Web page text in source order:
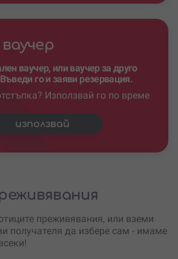
ваучер, или ваучер за друго
го и заяви резервация.
Използвай го по време
използвай
преживявания, или вземи
получателя да избере сам - имаме